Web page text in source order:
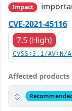
Impact
CVE-2021-45116
7.5 (High)
CVSS:3.1/
Affected products